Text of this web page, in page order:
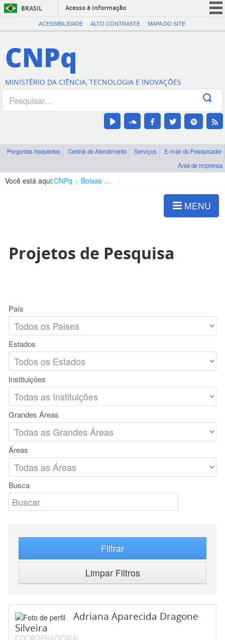
BRASIL
Acesso à informação
CORONAVÍRUS (COVID-19)
Canais
ACESSIBILIDADE ALTO CONTRASTE MAPA DO SITE
CNPq
MINISTÉRIO DA CIÊNCIA, TECNOLOGIA E INOVAÇÕES
Perguntas frequentes Central de Atendimento Serviços
E-mail do Pesquisador
Área de imprensa
Você está aqui:CNPq Bolsas e Auxílios Vigentes
MENU
Projetos de Pesquisa
País
Estados
Instituições
Grandes Áreas
Áreas
Busca
Filtrar
Limpar Filtros
Adriana Aparecida Dragone
Silveira